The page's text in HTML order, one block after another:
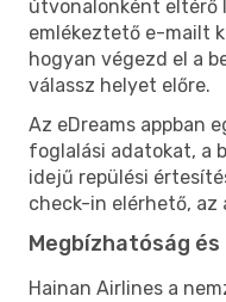
útvonalonként eltérő
emlékeztető e-mailt
hogyan végezd el a
válassz helyet előre.
Az eDreams appban
foglalási adatokat, a
idejű repülési
check-in elérhető, az
Megbízhatóság
Hainan Airlines a